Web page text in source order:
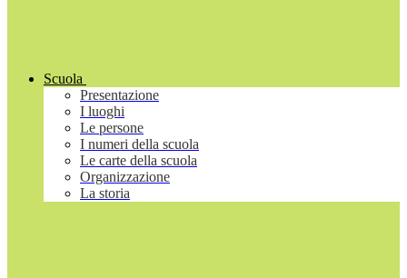
Scuola
Presentazione
I luoghi
Le persone
I numeri della scuola
Le carte della scuola
Organizzazione
La storia